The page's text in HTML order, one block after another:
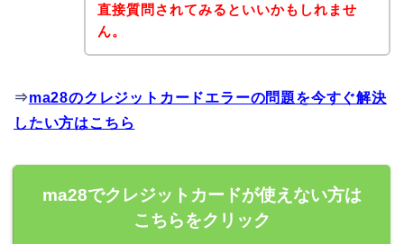
直接質問されてみるといいかもしれませ
ん。
⇒ma28のクレジットカードエラーの問題を今すぐ解決
したい方はこちら
ma28でクレジットカードが使えない方は
こちらをクリック